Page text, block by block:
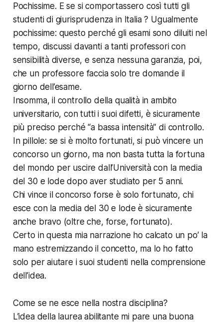
Pochissime. E se si comportassero così tutti gli
studenti di giurisprudenza in Italia ? Ugualmente
pochissime: questo perché gli esami sono diluiti nel
tempo, discussi davanti a tanti professori con
sensibilità diverse, e senza nessuna garanzia, poi,
che un professore faccia solo tre domande il
giorno dell’esame.
Insomma, il controllo della qualità in ambito
universitario, con tutti i suoi difetti, è sicuramente
più preciso perché “a bassa intensità” di controllo.
In pillole: se si è molto fortunati, si può vincere un
concorso un giorno, ma non basta tutta la fortuna
del mondo per uscire dall’Università con la media
del 30 e lode dopo aver studiato per 5 anni.
Chi vince il concorso forse è solo fortunato, chi
esce con la media del 30 e lode è sicuramente
anche bravo (oltre che, forse, fortunato).
Certo in questa mia narrazione ho calcato un po’ la
mano estremizzando il concetto, ma lo ho fatto
solo per aiutare i suoi studenti nella comprensione
dell’idea.
Come se ne esce nella nostra disciplina?
L’idea della laurea abilitante mi pare una buona